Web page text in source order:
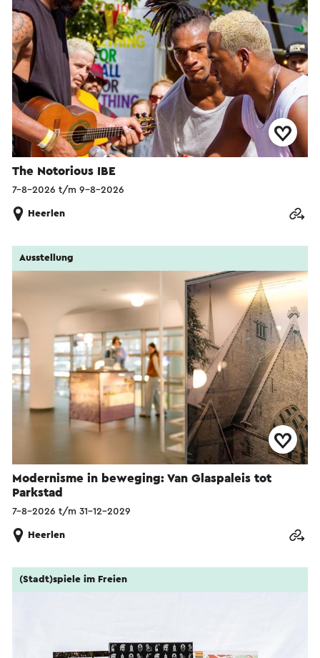
The Notorious IBE
7-8-2026 t/m 9-8-2026
Heerlen
Modernisme in beweging: Van Glaspaleis tot
Parkstad
Ausstellung
7-8-2026 t/m 31-12-2029
Heerlen
(Stadt)spiele im Freien